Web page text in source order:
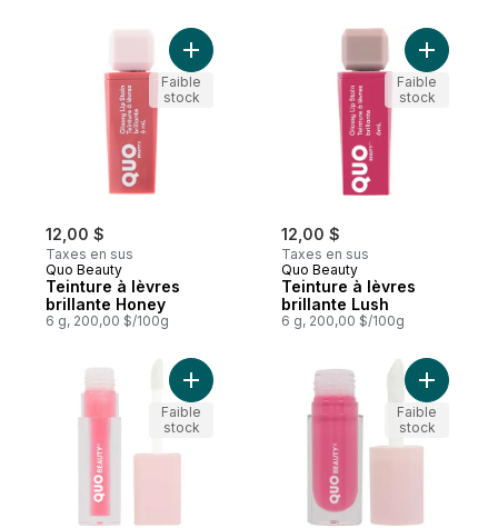
12,00 $
Taxes en sus
Quo Beauty
Teinture à lèvres
brillante Honey
6 g, 200,00 $/100g
Ajouter Teinture à lèvres brillante Honey
Faible
stock
12,00 $
Taxes en sus
Quo Beauty
Teinture à lèvres
brillante Lush
6 g, 200,00 $/100g
Ajouter
Faible
stock
Ajouter Huile à lèvres adaptable au ph
Faible
stock
Ajouter
Faible
stock